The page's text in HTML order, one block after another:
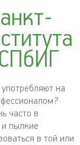
на
часто в
и пылкие
в той или